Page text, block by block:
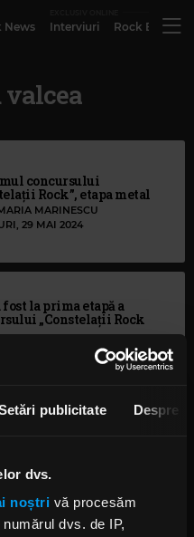
publicitate Despre
dvs.
noștri vă procesăm
dvs. de IP,
News Interviuri Rock
concursului
Rock”, etapa metal
MARINESCU
29 MAI 2024
fost la prima etapă a
„Constelații Rock
MARINESCU
MARINESCU